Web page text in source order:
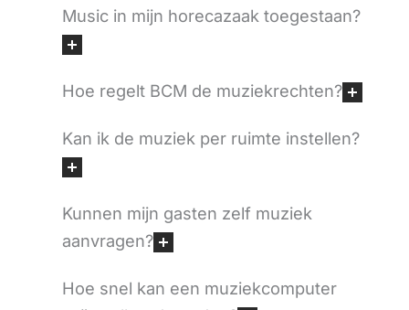
Music in mijn horecazaak toegestaan?
Hoe regelt BCM de muziekrechten?
Kan ik de muziek per ruimte instellen?
Kunnen mijn gasten zelf muziek
aanvragen?
Hoe snel kan een muziekcomputer